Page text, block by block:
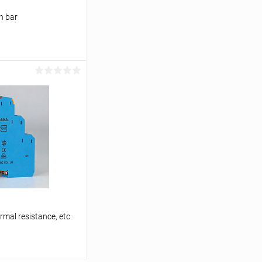
bar
цену
Сравнение
Под заказ
resistance, etc.